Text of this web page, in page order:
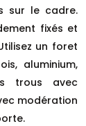
sur le cadre.
fixés et
un foret
aluminium,
trous avec
modération